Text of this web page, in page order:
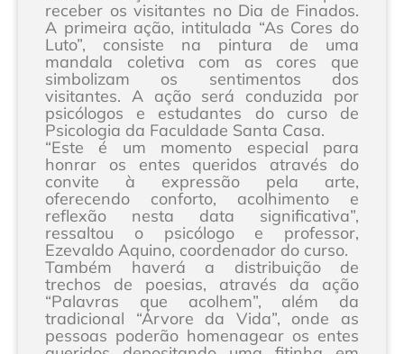
receber os visitantes no Dia de Finados.
A primeira ação, intitulada “As Cores do
Luto”, consiste na pintura de uma
mandala coletiva com as cores que
simbolizam os sentimentos dos
visitantes. A ação será conduzida por
psicólogos e estudantes do curso de
Psicologia da Faculdade Santa Casa.
“Este é um momento especial para
honrar os entes queridos através do
convite à expressão pela arte,
oferecendo conforto, acolhimento e
reflexão nesta data significativa”,
ressaltou o psicólogo e professor,
Ezevaldo Aquino, coordenador do curso.
Também haverá a distribuição de
trechos de poesias, através da ação
“Palavras que acolhem”, além da
tradicional “Árvore da Vida”, onde as
pessoas poderão homenagear os entes